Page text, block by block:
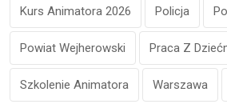
Kurs Animatora 2026 Policja
Powiat Wejherowski Praca Z
Szkolenie Animatora Warszawa